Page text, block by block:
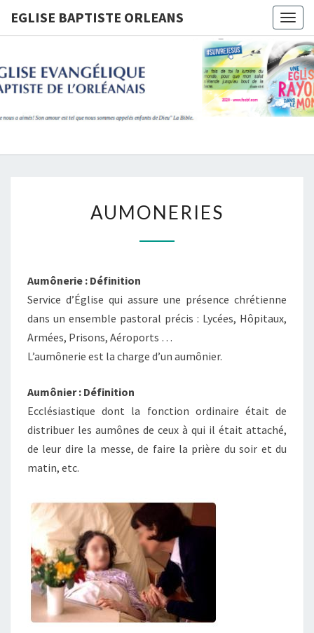
EGLISE BAPTISTE ORLEANS
EGLISE
ORLEANS
AUMONERIES
Aumônerie : Définition
Service d’Église qui assure une présence chrétienne
dans un ensemble pastoral précis : Lycées, Hôpitaux,
Armées, Prisons, Aéroports …
L’aumônerie est la charge d’un aumônier.
Aumônier : Définition
Ecclésiastique dont la fonction ordinaire était de
distribuer les aumônes de ceux à qui il était attaché,
de leur dire la messe, de faire la prière du soir et du
matin, etc.